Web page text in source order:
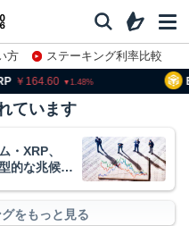
方
ステーキング利率比較
1.48 BNB
ています
・XRP、
的な兆候」
をもっと見る